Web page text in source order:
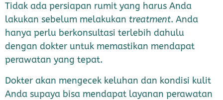
Tidak ada persiapan rumit yang harus Anda
lakukan sebelum melakukan treatment. Anda
hanya perlu berkonsultasi terlebih dahulu
dengan dokter untuk memastikan mendapat
perawatan yang tepat.
Dokter akan mengecek keluhan dan kondisi kulit
Anda supaya bisa mendapat layanan perawatan